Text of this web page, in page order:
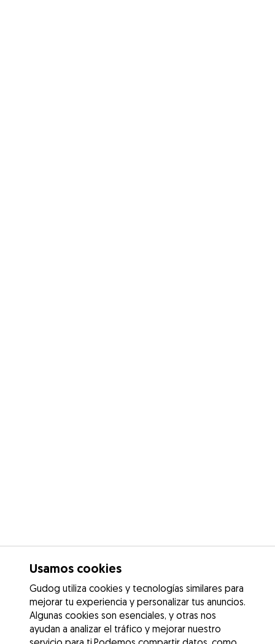
Usamos cookies
Gudog utiliza cookies y tecnologías similares para
mejorar tu experiencia y personalizar tus anuncios.
Algunas cookies son esenciales, y otras nos
ayudan a analizar el tráfico y mejorar nuestro